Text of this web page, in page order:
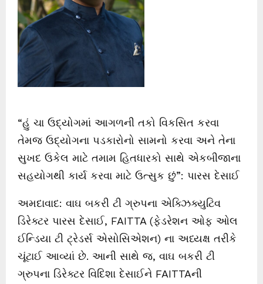
“હું ચા ઉદ્યોગમાં આગળની તકો વિકસિત કરવા
તેમજ ઉદ્યોગના પડકારોનો સામનો કરવા અને તેના
સુખદ ઉકેલ માટે તમામ હિતધારકો સાથે એકબીજાના
સહયોગથી કાર્ય કરવા માટે ઉત્સુક છું”: પારસ દેસાઈ
અમદાવાદ: વાઘ બકરી ટી ગ્રુપના એક્ઝિક્યુટિવ
ડિરેક્ટર પારસ દેસાઈ, FAITTA (ફેડરેશન ઓફ ઓલ
ઈન્ડિયા ટી ટ્રેડર્સ એસોસિએશન) ના અધ્યક્ષ તરીકે
ચૂંટાઈ આવ્યાં છે. આની સાથે જ, વાઘ બકરી ટી
ગ્રુપના ડિરેક્ટર વિદિશા દેસાઈને FAITTAની